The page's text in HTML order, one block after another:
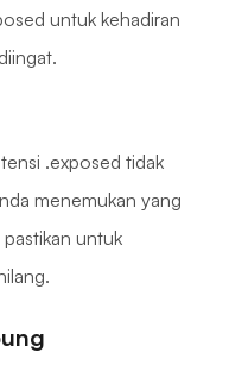
untuk kehadiran
.exposed tidak
menemukan yang
untuk